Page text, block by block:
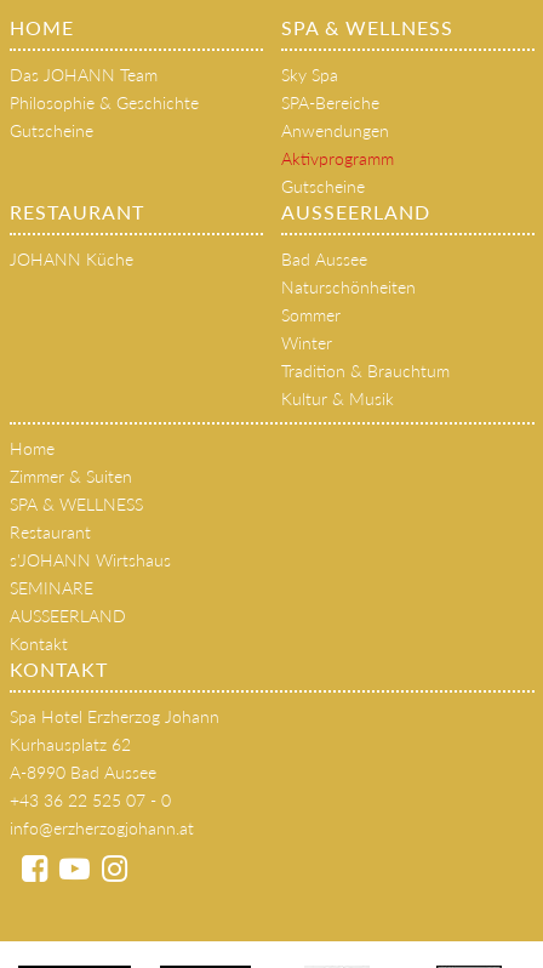
HOME
Das JOHANN Team
SPA & WELLNESS
Sky Spa
SPA-Bereiche
Anwendungen
Aktivprogramm
Gutscheine
RESTAURANT AUSSEERLAND
Bad Aussee
Naturschönheiten
Sommer
Winter
Tradition & Brauchtum
Home
Zimmer & Suiten
SPA & WELLNESS
Restaurant
s'JOHANN Wirtshaus
SEMINARE
AUSSEERLAND
Kontakt
KONTAKT
Spa Hotel Erzherzog Johann
Kurhausplatz 62
A-8990 Bad Aussee
info@erzherzogjohann.at